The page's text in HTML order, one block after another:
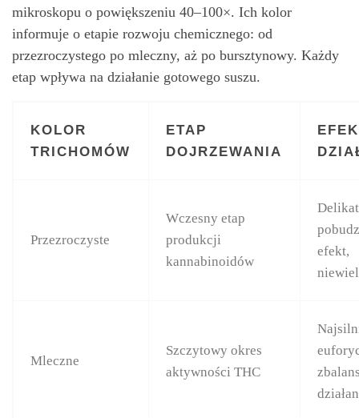
mikroskopu o powiększeniu 40–100×. Ich kolor
informuje o etapie rozwoju chemicznego: od
przezroczystego po mleczny, aż po bursztynowy. Każdy
etap wpływa na działanie gotowego suszu.
KOLOR
TRICHOMÓW
ETAP
DOJRZEWANIA
Przezroczyste
Wczesny etap
produkcji
kannabinoidów
efekt,
Mleczne
Szczytowy okres
aktywności THC